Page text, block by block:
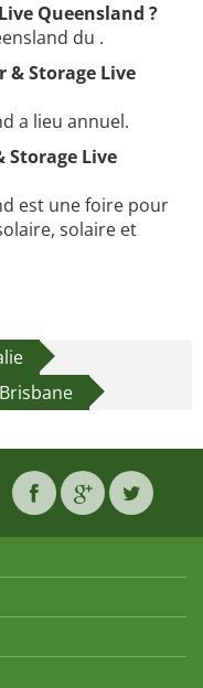
Queensland ?
du .
& Storage Live
a lieu annuel.
Storage Live
est une foire pour
solaire et
Brisbane